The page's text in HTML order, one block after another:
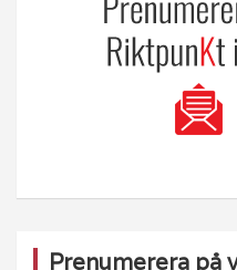
Prenumerera på